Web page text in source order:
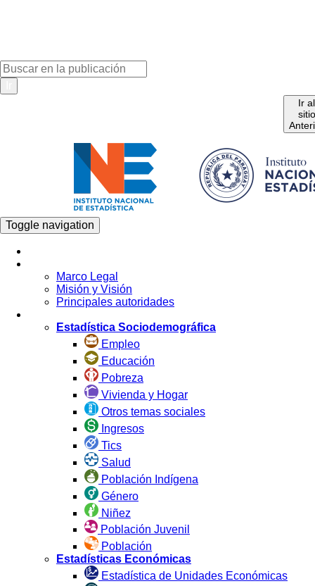
Ir al
sitio
Toggle navigation
Marco Legal
Misión y Visión
Principales autoridades
Estadística Sociodemográfica
Empleo
Educación
Pobreza
Vivienda y Hogar
Otros temas sociales
Ingresos
Tics
Salud
Población Indígena
Género
Niñez
Población Juvenil
Población
Estadísticas Económicas
Estadística de Unidades Económicas